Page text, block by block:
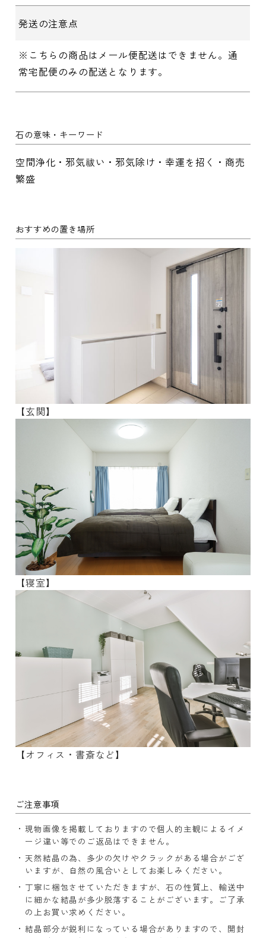
発送の注意点
※こちらの商品はメール便配送はできません。通
常宅配便のみの配送となります。
石の意味・キーワード
空間浄化・邪気祓い・邪気除け・幸運を招く・商売
繁盛
おすすめの置き場所
【玄関】
【寝室】
【オフィス・書斎など】
ご注意事項
現物画像を掲載しておりますので個人的主観によるイメ
ージ違い等でのご返品はできません。
天然結晶の為、多少の欠けやクラックがある場合がござ
いますが、自然の風合いとしてお楽しみください。
丁寧に梱包させていただきますが、石の性質上、輸送中
に細かな結晶が多少脱落することがございます。ご了承
の上お買い求めください。
結晶部分が鋭利になっている場合がありますので、開封